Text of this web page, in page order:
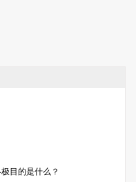
目的是什么？